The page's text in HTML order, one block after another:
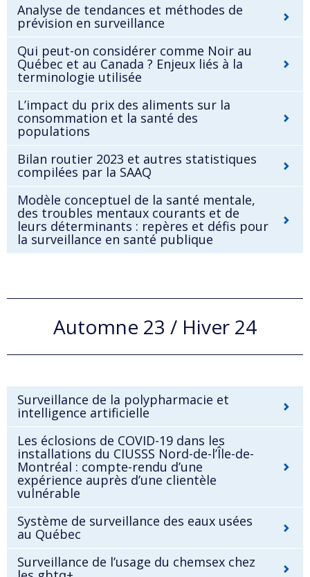
Analyse de tendances et méthodes de
prévision en surveillance
Qui peut-on considérer comme Noir au
Québec et au Canada ? Enjeux liés à la
terminologie utilisée
L’impact du prix des aliments sur la
consommation et la santé des
populations
Bilan routier 2023 et autres statistiques
compilées par la SAAQ
Modèle conceptuel de la santé mentale,
des troubles mentaux courants et de
leurs déterminants : repères et défis pour
la surveillance en santé publique
Automne 23 / Hiver 24
Surveillance de la polypharmacie et
intelligence artificielle
Les éclosions de COVID-19 dans les
installations du CIUSSS Nord-de-l’Île-de-
Montréal : compte-rendu d’une
expérience auprès d’une clientèle
vulnérable
Système de surveillance des eaux usées
au Québec
Surveillance de l’usage du chemsex chez